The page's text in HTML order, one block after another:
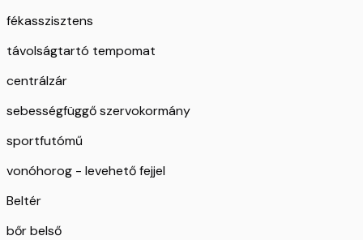
fékasszisztens
távolságtartó tempomat
centrálzár
sebességfüggő szervokormány
sportfutómű
vonóhorog - levehető fejjel
Beltér
bőr belső